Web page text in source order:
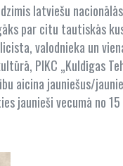
latviešu
par citu tautiskās
valodnieka un
PIKC „Kuldīgas
aicina jauniešus/
jaunieši vecumā no